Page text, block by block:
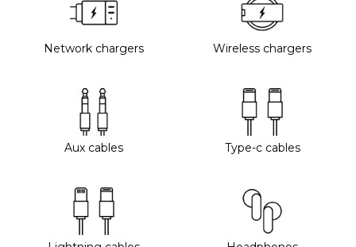
Network chargers Wireless chargers
Aux cables Type-c cables